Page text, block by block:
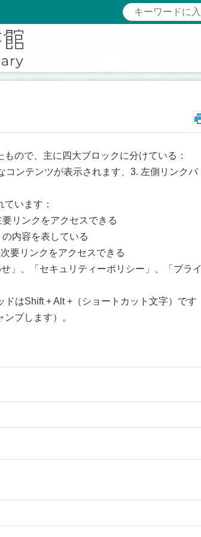
ので、主に四大ブロックに分けている：
コンテンツが表示されます、3. 左側リンクバ
います：
リンクをアクセスできる
内容を表している
要リンクをアクセスできる
」、「セキュリティーポリシー」、「プライ
はShift + Alt +（ショートカット文字）です
プします）。